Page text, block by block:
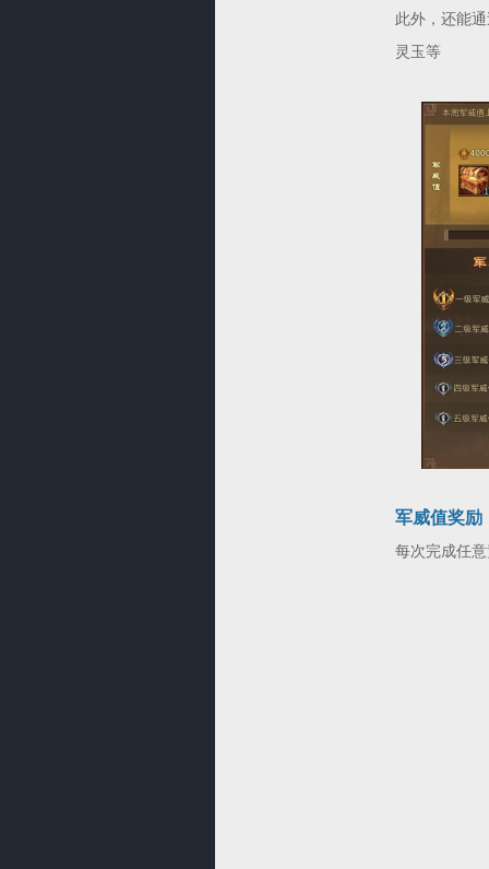
此外，还能
灵玉等
军威值奖励
每次完成任